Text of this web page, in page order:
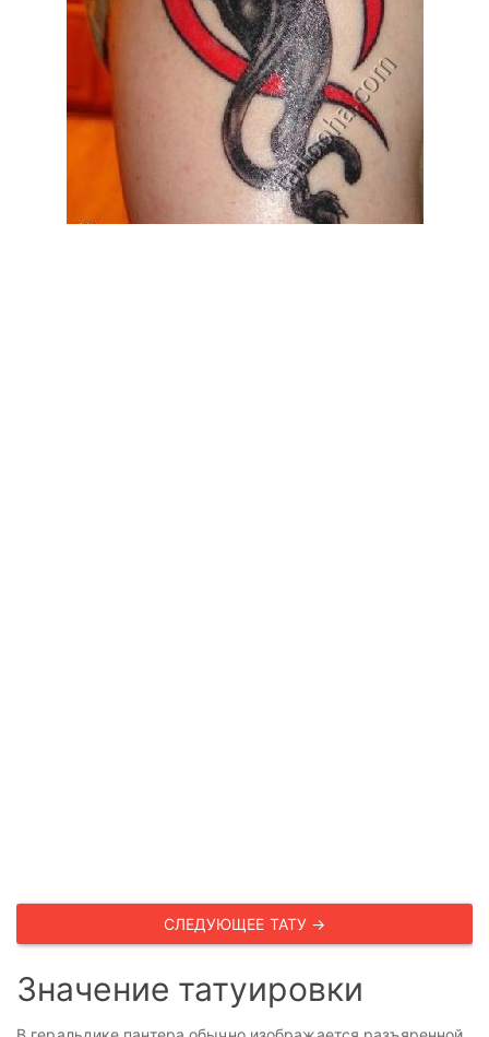
СЛЕДУЮЩЕЕ ТАТУ →
Значение татуировки